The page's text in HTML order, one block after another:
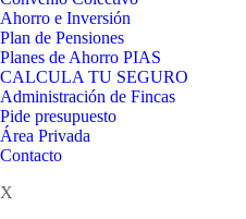
Ahorro e Inversión
Plan de Pensiones
Planes de Ahorro PIAS
CALCULA TU SEGURO
Administración de Fincas
Pide presupuesto
Área Privada
Contacto
X